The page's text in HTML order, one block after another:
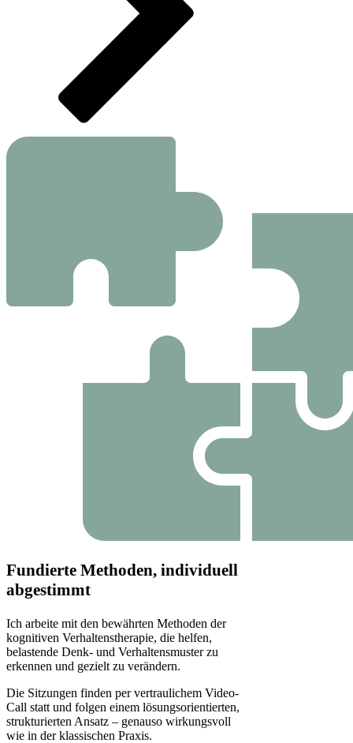
Fundierte Methoden, individuell
abgestimmt
Ich arbeite mit den bewährten Methoden der
kognitiven Verhaltenstherapie, die helfen,
belastende Denk- und Verhaltensmuster zu
erkennen und gezielt zu verändern.
Die Sitzungen finden per vertraulichem Video-
Call statt und folgen einem lösungsorientierten,
strukturierten Ansatz – genauso wirkungsvoll
wie in der klassischen Praxis.